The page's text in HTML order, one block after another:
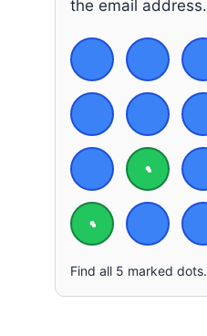
the email address.
Find all 5 marked dots.